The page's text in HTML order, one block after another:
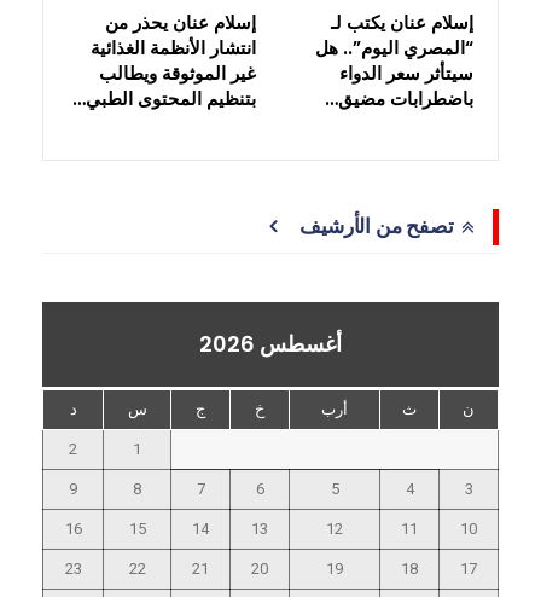
إسلام عنان يكتب لـ
“المصري اليوم”.. هل
سيتأثر سعر الدواء
باضطرابات مضيق…
إسلام عنان يحذر من
انتشار الأنظمة الغذائية
غير الموثوقة ويطالب
بتنظيم المحتوى الطبي…
تصفح من الأرشيف
أغسطس 2026
ن ث أرب خ ج س د
1
2
3
4
5
6
7
8
9
10
11
12
13
14
15
16
17
18
19
20
21
22
23